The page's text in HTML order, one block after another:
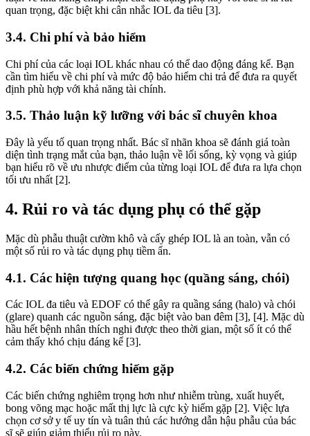
quan trọng, đặc biệt khi cân nhắc IOL đa tiêu [3].
3.4. Chi phí và bảo hiểm
Chi phí của các loại IOL khác nhau có thể dao động đáng kể. Bạn
cần tìm hiểu về chi phí và mức độ bảo hiểm chi trả để đưa ra quyết
định phù hợp với khả năng tài chính.
3.5. Thảo luận kỹ lưỡng với bác sĩ chuyên khoa
Đây là yếu tố quan trọng nhất. Bác sĩ nhãn khoa sẽ đánh giá toàn
diện tình trạng mắt của bạn, thảo luận về lối sống, kỳ vọng và giúp
bạn hiểu rõ về ưu nhược điểm của từng loại IOL để đưa ra lựa chọn
tối ưu nhất [2].
4. Rủi ro và tác dụng phụ có thể gặp
Mặc dù phẫu thuật cườm khô và cấy ghép IOL là an toàn, vẫn có
một số rủi ro và tác dụng phụ tiềm ẩn.
4.1. Các hiện tượng quang học (quầng sáng, chói)
Các IOL đa tiêu và EDOF có thể gây ra quầng sáng (halo) và chói
(glare) quanh các nguồn sáng, đặc biệt vào ban đêm [3], [4]. Mặc dù
hầu hết bệnh nhân thích nghi được theo thời gian, một số ít có thể
cảm thấy khó chịu đáng kể [3].
4.2. Các biến chứng hiếm gặp
Các biến chứng nghiêm trọng hơn như nhiễm trùng, xuất huyết,
bong võng mạc hoặc mất thị lực là cực kỳ hiếm gặp [2]. Việc lựa
chọn cơ sở y tế uy tín và tuân thủ các hướng dẫn hậu phẫu của bác
sĩ sẽ giúp giảm thiểu rủi ro này.